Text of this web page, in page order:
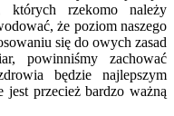
których rzekomo należy
że poziom naszego
się do owych zasad
powinniśmy zachować
będzie najlepszym
jest przecież bardzo ważną